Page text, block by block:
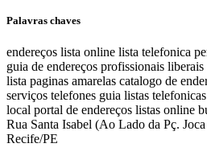
Palavras chaves
endereços lista online lista telefonica
guia de endereços profissionais liberais
lista paginas amarelas catalogo de
serviços telefones guia listas telefonicas
local portal de endereços listas online
Rua Santa Isabel (Ao Lado da Pç.
Recife/PE